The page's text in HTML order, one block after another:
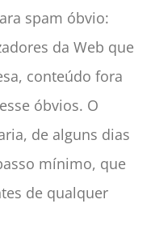
spam óbvio:
da Web que
conteúdo fora
óbvios. O
de alguns dias
mínimo, que
de qualquer